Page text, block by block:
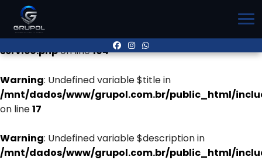
Warning
/mnt/dados/www/grupol.com.br/public_html/
servico.phpon line104
Warning: Undefined variable $title in
/mnt/dados/www/grupol.com.br/public_html/
on line17
Warning: Undefined variable $description in
/mnt/dados/www/grupol.com.br/public_html/